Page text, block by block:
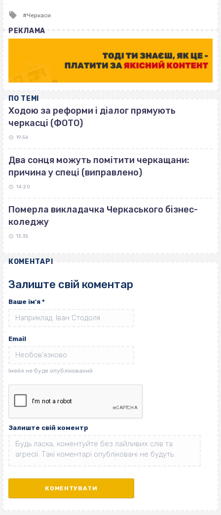
Tagged
Черкаси
РЕКЛАМА
ПО ТЕМІ
Ходою за реформи і діалог прямують
черкасці (ФОТО)
19:56
Два сонця можуть помітити черкащани:
причина у спеці (виправлено)
14:20
Померла викладачка Черкаського бізнес-
коледжу
13:35
КОМЕНТАРІ
Залиште свій коментар
Ваше ім'я *
Email
Залиште свій коментр